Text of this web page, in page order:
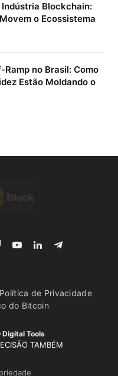
Blockchain:
o Ecossistema
Ramp no Brasil: Como
Estão Moldando o
YouTubeLinkedInTelegram
Política de Privacidade
do Bitcoin
Digital Tools
TAMBÉM